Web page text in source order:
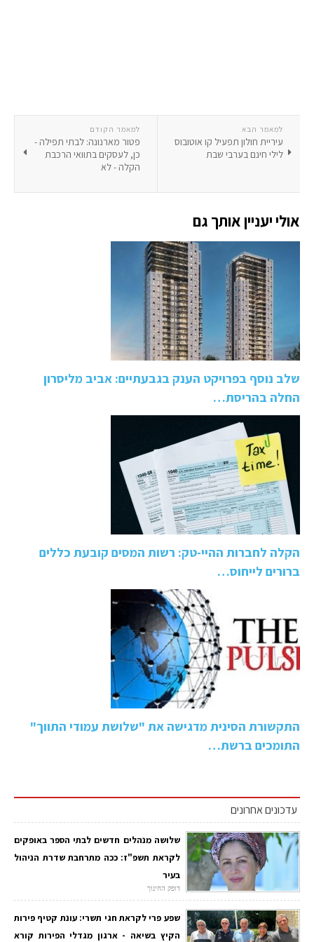
למאמר הקודם
פטור מארנונה: לבתי תפילה -
כן, לעסקים בתוואי הרכבת
הקלה - לא
למאמר הבא
עיריית חולון תפעיל קו אוטובוס
לילי חינם בערבי שבת
אולי יעניין אותך גם
שלב נוסף בפרויקט הענק בגבעתיים: אביב מליסרון
החלה בהריסת…
הקלה לחברות ההיי-טק: רשות המסים קובעת כללים
ברורים לייחוס…
התקשורת הסינית מדגישה את "שלושת עמודי התווך"
התומכים ברשת…
עדכונים אחרונים
שלושה מנהלים חדשים לבתי הספר באופקים
לקראת תשפ"ז: ככה מתרחבת שדרת הניהול
בעיר
דופק החינוך
שפע פרי לקראת חגי תשרי: עונת קטיף פירות
הקיץ בשיאה - ארגון מגדלי הפירות קורא